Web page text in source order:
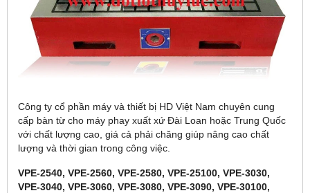
Công ty cổ phần máy và thiết bị HD Việt Nam chuyên cung
cấp bàn từ cho máy phay xuất xứ Đài Loan hoặc Trung Quốc
với chất lượng cao, giá cả phải chăng giúp nâng cao chất
lượng và thời gian trong công việc.
VPE-2540, VPE-2560, VPE-2580, VPE-25100, VPE-3030,
VPE-3040, VPE-3060, VPE-3080, VPE-3090, VPE-30100,